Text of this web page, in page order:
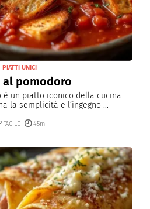
PIATTI UNICI
al pomodoro
è un piatto iconico della cucina
la semplicità e l’ingegno ...
FACILE 45m